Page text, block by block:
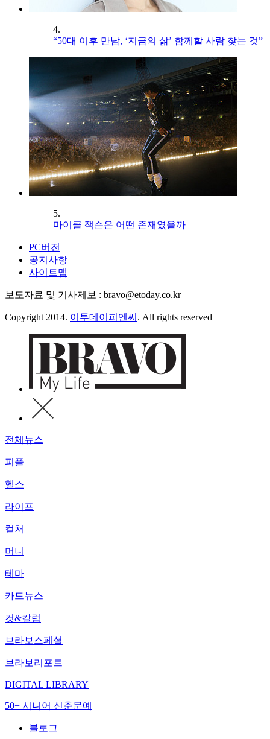
4.
“50대 이후 만남, ‘지금의 삶’ 함께할 사람 찾는 것”
5.
마이클 잭슨은 어떤 존재였을까
PC버전
공지사항
사이트맵
보도자료 및 기사제보 : bravo@etoday.co.kr
Copyright 2014. 이투데이피엔씨 . All rights reserved
전체뉴스
피플
헬스
라이프
컬처
머니
테마
카드뉴스
컷&칼럼
브라보스페셜
브라보리포트
DIGITAL LIBRARY
50+ 시니어 신춘문예
블로그